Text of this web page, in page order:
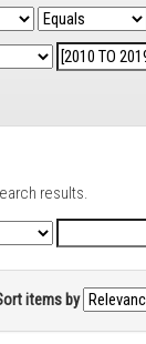
results.
items by